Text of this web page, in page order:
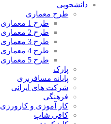
دانشجویی
طرح معماری
طرح 1 معماری
طرح 2 معماری
طرح 3 معماری
طرح 4 معماری
طرح 5 معماری
پارک
پایانه مسافربری
شرکت های ایرانی
فرهنگی
کار آموزی و کارورزی
کافی شاپ